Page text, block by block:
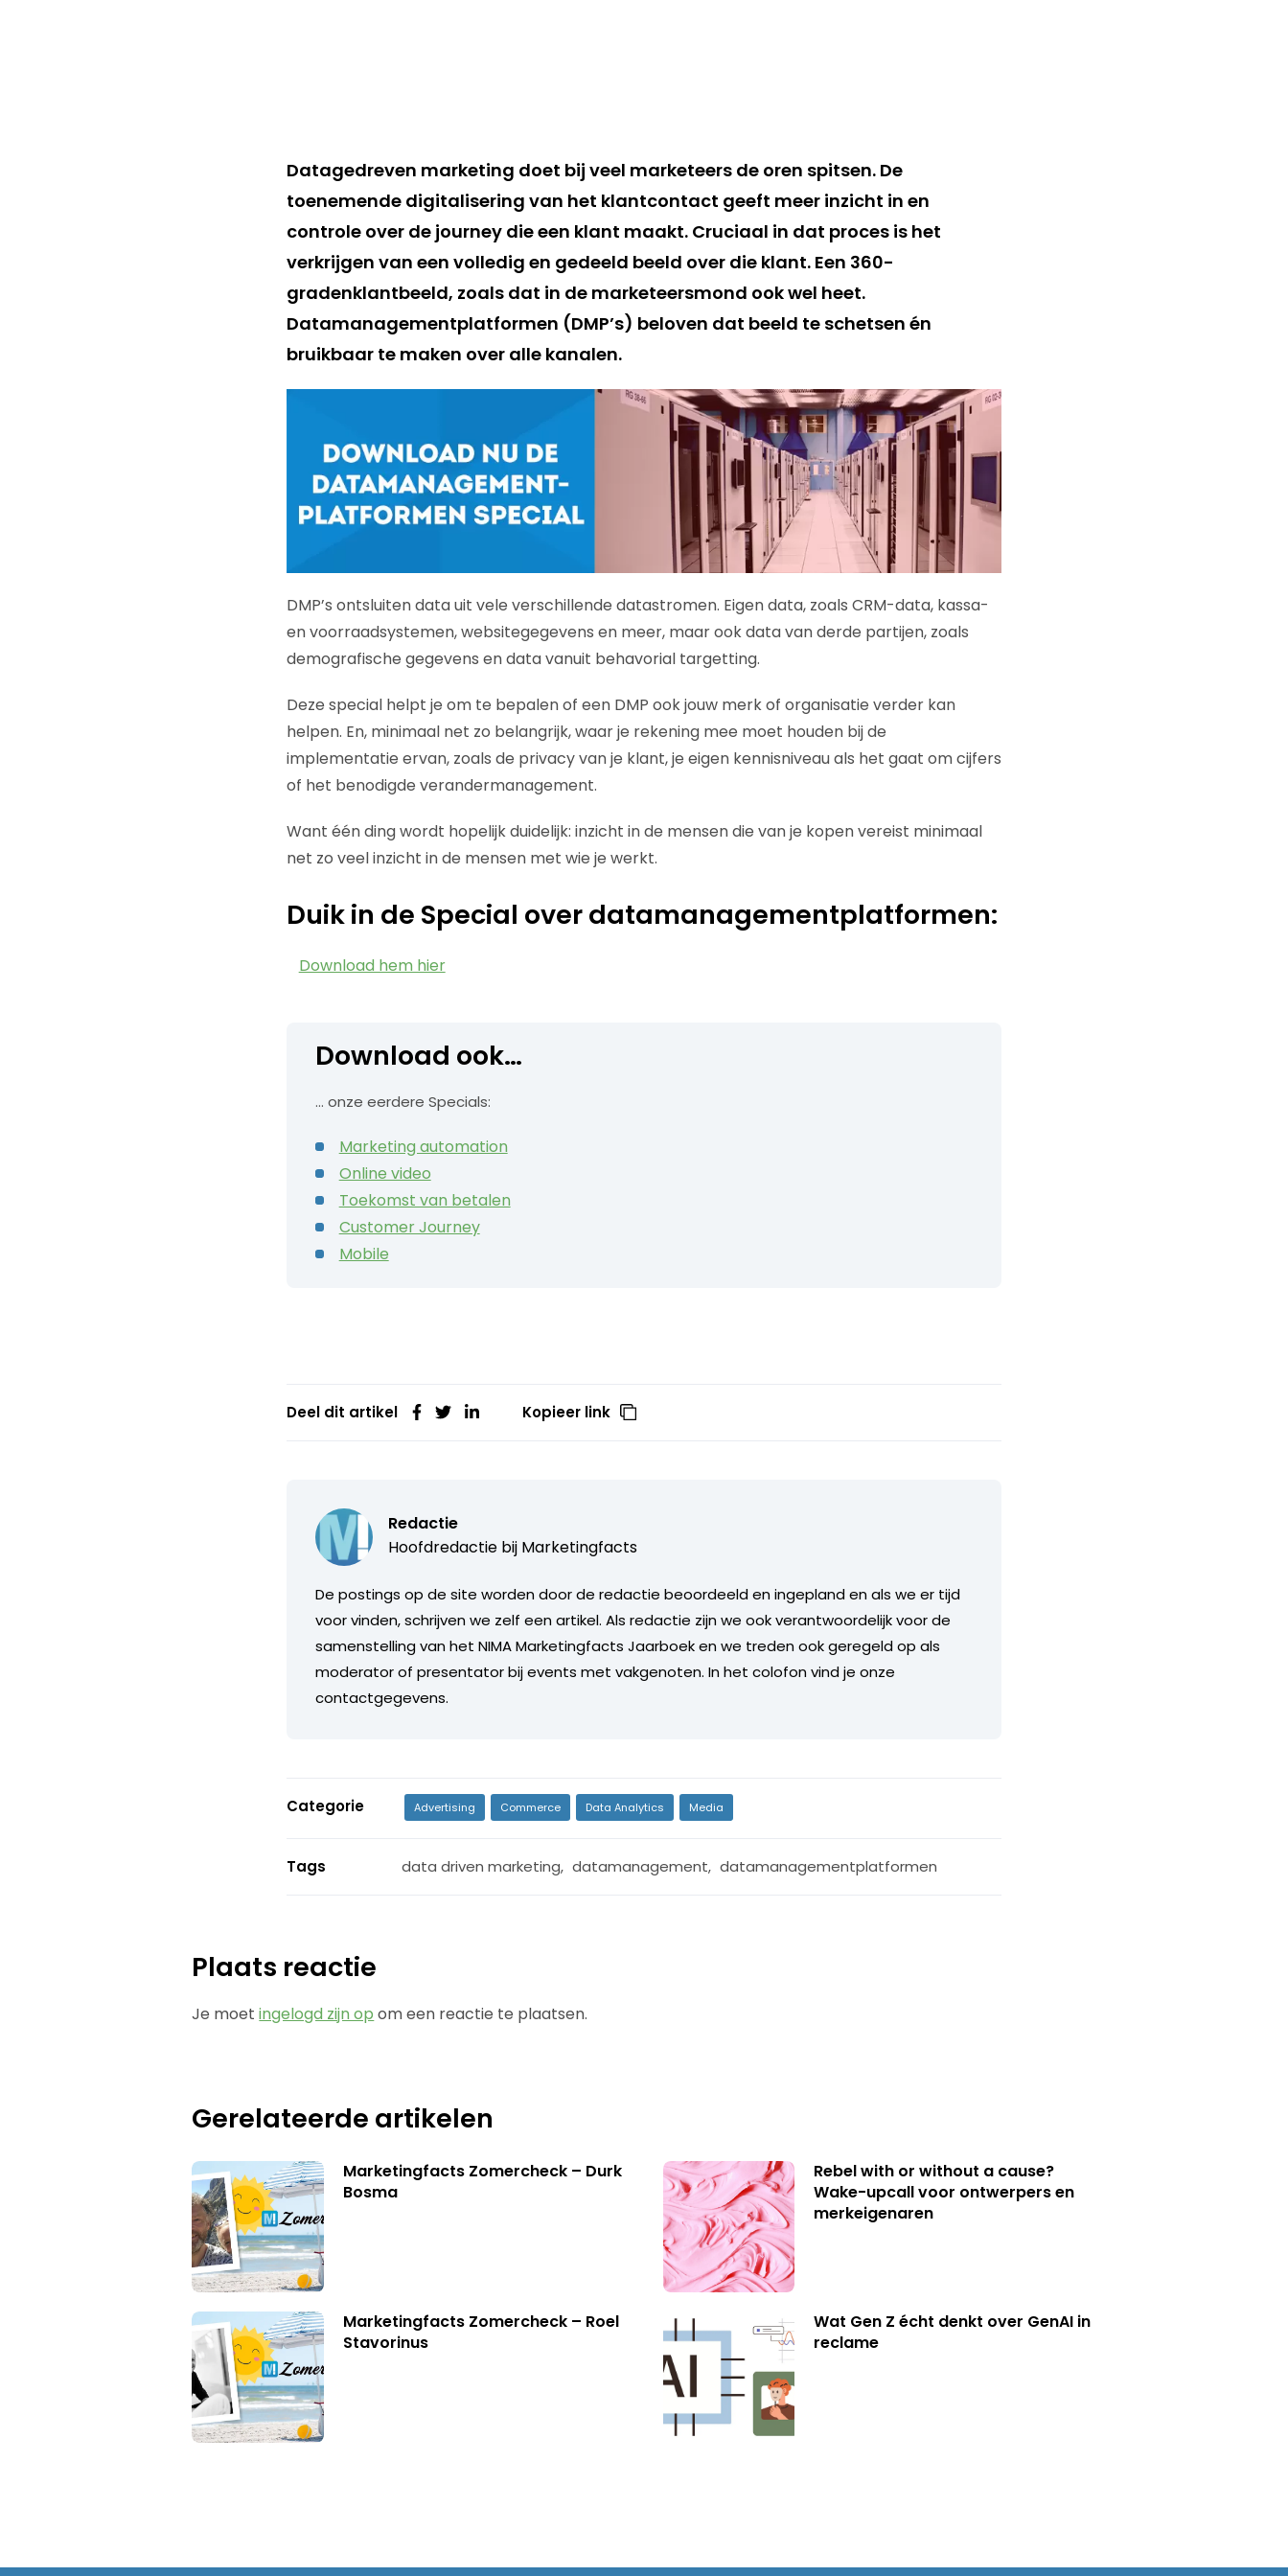
Datagedreven marketing doet bij veel marketeers de oren spitsen. De
toenemende digitalisering van het klantcontact geeft meer inzicht in en
controle over de journey die een klant maakt. Cruciaal in dat proces is het
verkrijgen van een volledig en gedeeld beeld over die klant. Een 360-
gradenklantbeeld, zoals dat in de marketeersmond ook wel heet.
Datamanagementplatformen (DMP’s) beloven dat beeld te schetsen én
bruikbaar te maken over alle kanalen.
DMP’s ontsluiten data uit vele verschillende datastromen. Eigen data, zoals CRM-data, kassa-
en voorraadsystemen, websitegegevens en meer, maar ook data van derde partijen, zoals
demografische gegevens en data vanuit behavorial targetting.
Deze special helpt je om te bepalen of een DMP ook jouw merk of organisatie verder kan
helpen. En, minimaal net zo belangrijk, waar je rekening mee moet houden bij de
implementatie ervan, zoals de privacy van je klant, je eigen kennisniveau als het gaat om cijfers
of het benodigde verandermanagement.
Want één ding wordt hopelijk duidelijk: inzicht in de mensen die van je kopen vereist minimaal
net zo veel inzicht in de mensen met wie je werkt.
Duik in de Special over datamanagementplatformen:
Download hem hier
Download ook…
… onze eerdere Specials:
Marketing automation
Online video
Toekomst van betalen
Customer Journey
Mobile
Deel dit artikel Kopieer link
Redactie
Hoofdredactie bij Marketingfacts
De postings op de site worden door de redactie beoordeeld en ingepland en als we er tijd
voor vinden, schrijven we zelf een artikel. Als redactie zijn we ook verantwoordelijk voor de
samenstelling van het NIMA Marketingfacts Jaarboek en we treden ook geregeld op als
moderator of presentator bij events met vakgenoten. In het colofon vind je onze
contactgegevens.
Categorie Advertising Commerce Data Analytics Media
Tags data driven marketing, datamanagement, datamanagementplatformen
Plaats reactie
Je moetingelogd zijn op om een reactie te plaatsen.
Gerelateerde artikelen
Marketingfacts Zomercheck – Durk
Bosma
Rebel with or without a cause?
Wake-upcall voor ontwerpers en
merkeigenaren
Marketingfacts Zomercheck – Roel
Stavorinus
Wat Gen Z écht denkt over GenAI in
reclame